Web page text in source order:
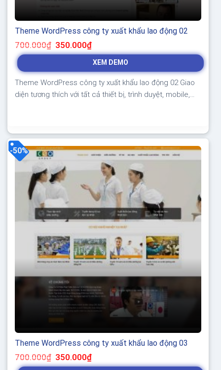
Theme WordPress công ty xuất khẩu lao động 02
700.000₫ Giá
gốc
là:
350.000₫Giá
tại
là:
XEM DEMO
Theme WordPress công ty xuất khẩu lao động 02 Giao
diện tương thích với tất cả thiết bị, trình duyệt, mobile,
sạch hoàn toàn...
-50%
Theme WordPress công ty xuất khẩu lao động 03
700.000₫ Giá
gốc
là:
350.000₫Giá
tại